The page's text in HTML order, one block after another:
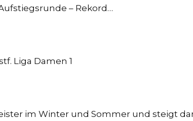
– Rekord…
Liga Damen 1
im Winter und Sommer und steigt